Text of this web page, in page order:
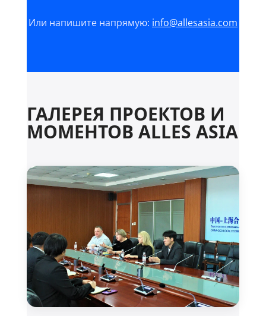
Или напишите напрямую: info@allesasia.com
ГАЛЕРЕЯ ПРОЕКТОВ И
МОМЕНТОВ ALLES ASIA